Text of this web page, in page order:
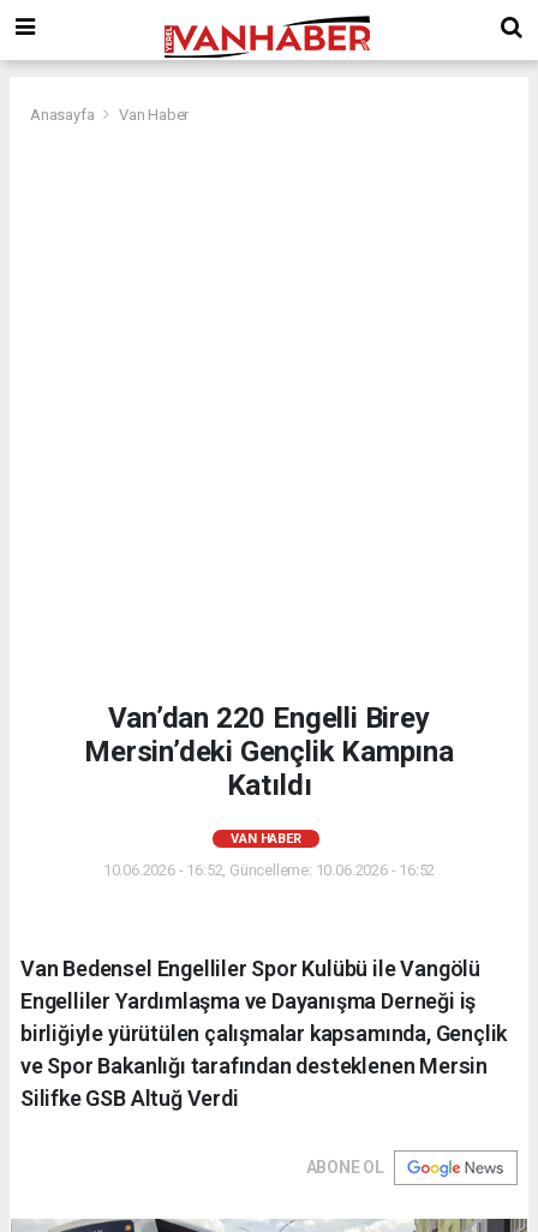
Anasayfa Van Haber
Van’dan 220 Engelli Birey
Mersin’deki Gençlik Kampına
Katıldı
VAN HABER
10.06.2026 - 16:52, Güncelleme: 10.06.2026 - 16:52
Van Bedensel Engelliler Spor Kulübü ile Vangölü
Engelliler Yardımlaşma ve Dayanışma Derneği iş
birliğiyle yürütülen çalışmalar kapsamında, Gençlik
ve Spor Bakanlığı tarafından desteklenen Mersin
Silifke GSB Altuğ Verdi
ABONE OL